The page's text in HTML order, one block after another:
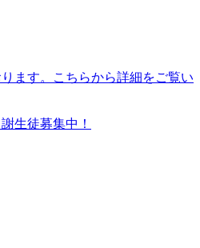
ます。こちらから詳細をご覧い
生徒募集中！